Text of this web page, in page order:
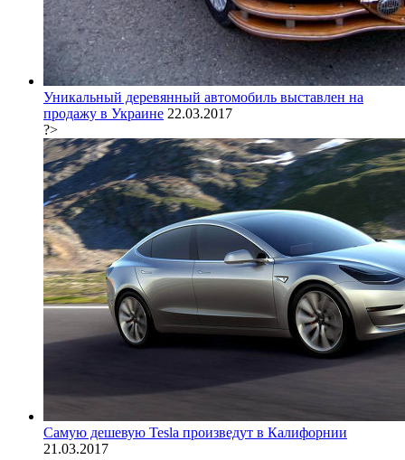
Уникальный деревянный автомобиль выставлен на
продажу в Украине 22.03.2017
?>
Самую дешевую Tesla произведут в Калифорнии
21.03.2017